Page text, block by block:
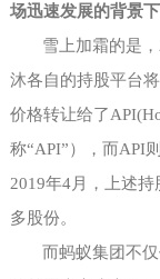
场迅速发展的背景
雪上加霜的是，
沐各自的持股平台
价格转让给了
称“API”），而API
2019年4月，上述
多股份。
而蚂蚁集团不